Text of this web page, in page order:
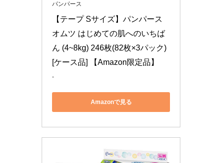
パンパース
【テープ Sサイズ】パンパース
オムツ はじめての肌へのいちば
ん (4~8kg) 246枚(82枚×3パック)
[ケース品] 【Amazon限定品】
-
Amazonで見る